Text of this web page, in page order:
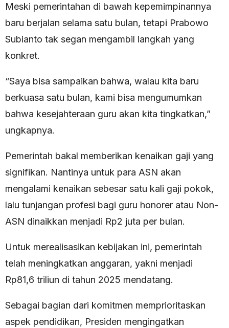
Meski pemerintahan di bawah kepemimpinannya
baru berjalan selama satu bulan, tetapi Prabowo
Subianto tak segan mengambil langkah yang
konkret.
“Saya bisa sampaikan bahwa, walau kita baru
berkuasa satu bulan, kami bisa mengumumkan
bahwa kesejahteraan guru akan kita tingkatkan,”
ungkapnya.
Pemerintah bakal memberikan kenaikan gaji yang
signifikan. Nantinya untuk para ASN akan
mengalami kenaikan sebesar satu kali gaji pokok,
lalu tunjangan profesi bagi guru honorer atau Non-
ASN dinaikkan menjadi Rp2 juta per bulan.
Untuk merealisasikan kebijakan ini, pemerintah
telah meningkatkan anggaran, yakni menjadi
Rp81,6 triliun di tahun 2025 mendatang.
Sebagai bagian dari komitmen memprioritaskan
aspek pendidikan, Presiden mengingatkan